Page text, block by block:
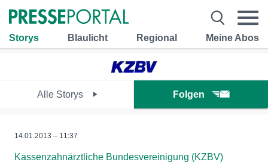
Storys Blaulicht Regional Meine Abos
Alle Storys Folgen
14.01.2013 – 11:37
Kassenzahnärztliche Bundesvereinigung (KZBV)